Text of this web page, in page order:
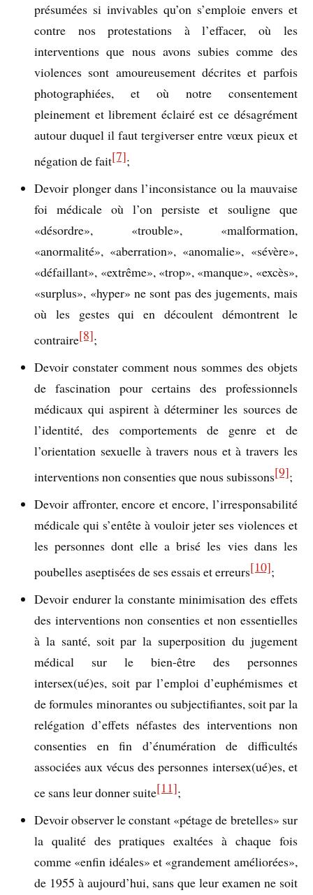
présumées si invivables qu’on s’emploie envers et
contre nos protestations à l’effacer, où les
interventions que nous avons subies comme des
violences sont amoureusement décrites et parfois
photographiées, et où notre consentement
pleinement et librement éclairé est ce désagrément
autour duquel il faut tergiverser entre vœux pieux et
négation de fait[7];
Devoir plonger dans l’inconsistance ou la mauvaise
foi médicale où l’on persiste et souligne que
«désordre», «trouble», «malformation,
«anormalité», «aberration», «anomalie», «sévère»,
«défaillant», «extrême», «trop», «manque», «excès»,
«surplus», «hyper» ne sont pas des jugements, mais
où les gestes qui en découlent démontrent le
contraire[8];
Devoir constater comment nous sommes des objets
de fascination pour certains des professionnels
médicaux qui aspirent à déterminer les sources de
l’identité, des comportements de genre et de
l’orientation sexuelle à travers nous et à travers les
interventions non consenties que nous subissons[9];
Devoir affronter, encore et encore, l’irresponsabilité
médicale qui s’entête à vouloir jeter ses violences et
les personnes dont elle a brisé les vies dans les
poubelles aseptisées de ses essais et erreurs[10];
Devoir endurer la constante minimisation des effets
des interventions non consenties et non essentielles
à la santé, soit par la superposition du jugement
médical sur le bien-être des personnes
intersex(ué)es, soit par l’emploi d’euphémismes et
de formules minorantes ou subjectifiantes, soit par la
relégation d’effets néfastes des interventions non
consenties en fin d’énumération de difficultés
associées aux vécus des personnes intersex(ué)es, et
ce sans leur donner suite[11];
Devoir observer le constant «pétage de bretelles» sur
la qualité des pratiques exaltées à chaque fois
comme «enfin idéales» et «grandement améliorées»,
de 1955 à aujourd’hui, sans que leur examen ne soit